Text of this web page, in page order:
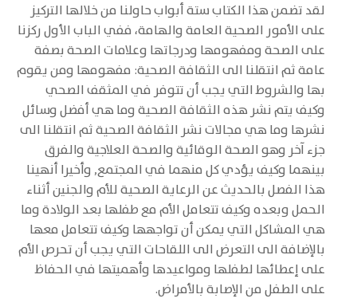
لقد تضمن هذا الكتاب ستة أبواب حاولنا من خلالها التركيز
على الأمور الصحية العامة والهامة، ففي الباب الأول ركزنا
على الصحة ومفهومها ودرجاتها وعلامات الصحة بصفة
عامة ثم انتقلنا الى الثقافة الصحية: مفهومها ومن يقوم
بها والشروط التي يجب أن تتوفر في المثقف الصحي
وكيف يتم نشر هذه الثقافة الصحية وما هي أفضل وسائل
نشرها وما هي مجالات نشر الثقافة الصحية ثم انتقلنا الى
جزء آخر وهو الصحة الوقائية والصحة العلاجية والفرق
بينهما وكيف يؤدي كل منهما في المجتمع, وأخيرا أنهينا
هذا الفصل بالحديث عن الرعاية الصحية للأم والجنين أثناء
الحمل وبعده وكيف تتعامل الأم مع طفلها بعد الولادة وما
هي المشاكل التي يمكن أن تواجهها وكيف تتعامل معها
بالإضافة الى التعرض الى اللقاحات التي يجب أن تحرص الأم
على إعطائها لطفلها ومواعيدها وأهميتها في الحفاظ
على الطفل من الإصابة بالأمراض.